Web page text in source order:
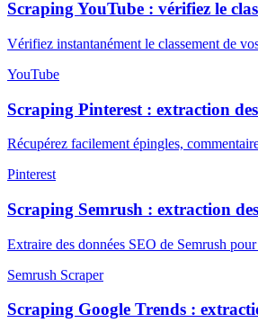
Scraping YouTube : vérifiez le
Vérifiez instantanément le classement de
YouTube
Scraping Pinterest : extraction
Récupérez facilement épingles,
Pinterest
Scraping Semrush : extraction
Extraire des données SEO de Semrush
Semrush Scraper
Scraping Google Trends :